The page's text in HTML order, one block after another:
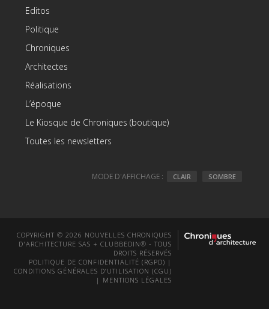
Editos
Politique
Chroniques
Architectes
Réalisations
L’époque
Le Kiosque de Chroniques (boutique)
Toutes les newsletters
MODE D'AFFICHAGE : CLAIR SOMBRE
COPYRIGHT © 2026 NOUVELLES CHRONIQUES
D'ARCHITECTURE SAS + CLUBBEDIN® - TOUS
DROITS RÉSERVÉS
POLITIQUE DE CONFIDENTIALITÉ (RGPD) |
CONDITIONS GÉNÉRALES D’UTILISATION (CGU)
| MENTIONS LÉGALES